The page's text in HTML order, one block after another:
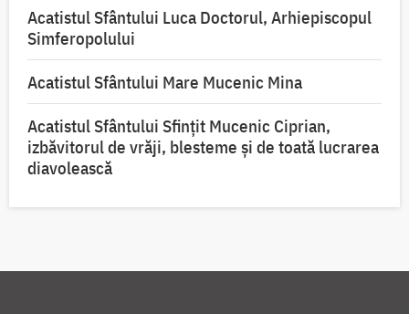
Acatistul Sfântului Luca Doctorul, Arhiepiscopul
Simferopolului
Acatistul Sfântului Mare Mucenic Mina
Acatistul Sfântului Sfințit Mucenic Ciprian,
izbăvitorul de vrăji, blesteme și de toată lucrarea
diavolească